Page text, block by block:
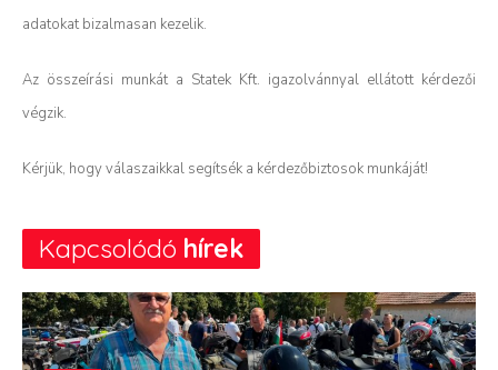
adatokat bizalmasan kezelik.
Az összeírási munkát a Statek Kft. igazolvánnyal ellátott kérdezői
végzik.
Kérjük, hogy válaszaikkal segítsék a kérdezőbiztosok munkáját!
Kapcsolódó hírek